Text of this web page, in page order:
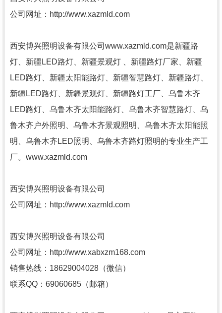
公司网址：http://www.xazmld.com
西安博兴照明设备有限公司www.xazmld.com是新疆路
灯、新疆LED路灯、新疆景观灯 、新疆路灯厂家、新疆
LED路灯、新疆太阳能路灯、新疆智慧路灯、新疆路灯、
新疆LED路灯、新疆景观灯、新疆路灯工厂、乌鲁木齐
LED路灯、乌鲁木齐太阳能路灯、乌鲁木齐智慧路灯、乌
鲁木齐户外照明、乌鲁木齐景观照明、乌鲁木齐太阳能照
明、乌鲁木齐LED照明、乌鲁木齐路灯照明的专业生产工
厂。www.xazmld.com
西安博兴照明设备有限公司
公司网址：http://www.xazmld.com
西安博兴照明设备有限公司
公司网址：http://www.xabxzm168.com
销售热线：18629004028（微信）
联系QQ：69060685（邮箱）